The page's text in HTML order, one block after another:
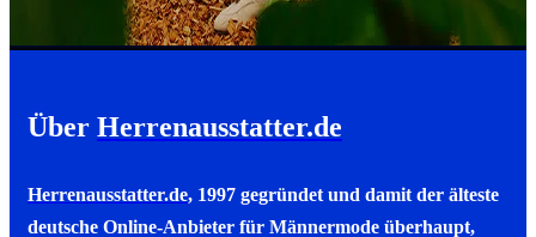
Über Herrenausstatter.de
Herrenausstatter.de, 1997 gegründet und damit der älteste
deutsche Online-Anbieter für Männermode überhaupt,